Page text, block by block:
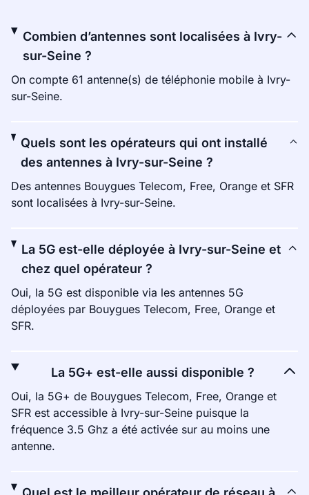
Combien d’antennes sont localisées à Ivry-
sur-Seine ?
On compte 61 antenne(s) de téléphonie mobile à Ivry-
sur-Seine.
Quels sont les opérateurs qui ont installé
des antennes à Ivry-sur-Seine ?
Des antennes Bouygues Telecom, Free, Orange et SFR
sont localisées à Ivry-sur-Seine.
La 5G est-elle déployée à Ivry-sur-Seine et
chez quel opérateur ?
Oui, la 5G est disponible via les antennes 5G
déployées par Bouygues Telecom, Free, Orange et
SFR.
La 5G+ est-elle aussi disponible ?
Oui, la 5G+ de Bouygues Telecom, Free, Orange et
SFR est accessible à Ivry-sur-Seine puisque la
fréquence 3.5 Ghz a été activée sur au moins une
antenne.